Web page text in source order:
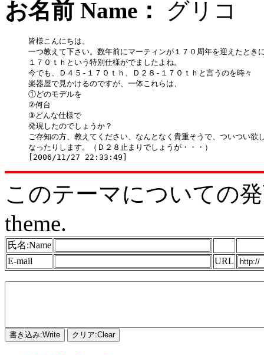
お名前 Name： グリ
皆様こんにちは。
一つ教えて下さい。数年前にマーティンが１７０周年を迎えたとき
１７０ｔｈという特別仕様がでましたよね。
今でも、Ｄ４５-１７０ｔｈ、Ｄ２８-１７０ｔｈと言うのを時々
楽器屋で見かけるのですが、一体これらは、
①どのモデルを
②何台
③どんな仕様で
発現したのでしょうか？
ご存知の方、教えてください、なんとなく貴重そうで、ついつい欲
なったりします。（Ｄ２８止まりでしょうが・・・）
このテーマについての
theme.
氏名:Name
E-mail
URL